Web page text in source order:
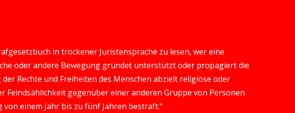
in trockener Juristensprache zu lesen, wer eine
oder andere Bewegung gründet unterstützt oder propagiert die
Rechte und Freiheiten des Menschen abzielt religiöse oder
Feindsählichkeit gegenüber einer anderen Gruppe von Personen
einem Jahr bis zu fünf Jahren bestraft.“